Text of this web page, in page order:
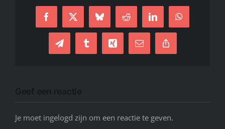
Facebook
X BlueskyReddit LinkedInWhatsApp
TelegramTumblrXing
E-
mail
Copy
Link
Je moet ingelogd zijn om een reactie te geven.